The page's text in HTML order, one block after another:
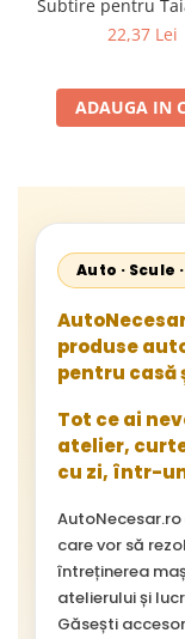
Subtire pentru
si Inox 125 x 1 x
22,37 Lei
ADAUGA IN
Auto · Scule
produse
pentru casă
Tot ce ai
atelier,
cu zi, într-
care vor să
întreținerea
atelierului și
Găsești